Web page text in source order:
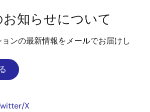
知らせについて
ンの最新情報をメールでお届けし
X